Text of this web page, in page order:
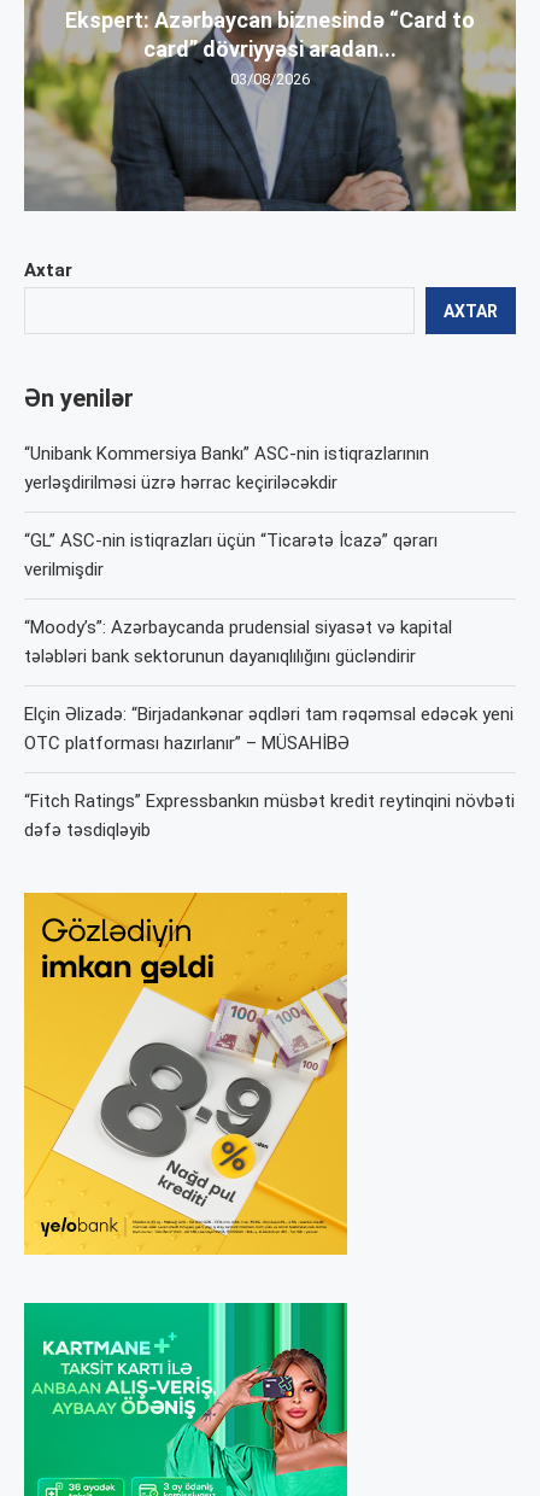
Axtar
AXTAR
Ən yenilər
“Unibank Kommersiya Bankı” ASC-nin istiqrazlarının
yerləşdirilməsi üzrə hərrac keçiriləcəkdir
“GL” ASC-nin istiqrazları üçün “Ticarətə İcazə” qərarı
verilmişdir
“Moody’s”: Azərbaycanda prudensial siyasət və kapital
tələbləri bank sektorunun dayanıqlılığını gücləndirir
Elçin Əlizadə: “Birjadankənar əqdləri tam rəqəmsal edəcək yeni
OTC platforması hazırlanır” – MÜSAHİBƏ
“Fitch Ratings” Expressbankın müsbət kredit reytinqini növbəti
dəfə təsdiqləyib
Ekspert: Azərbaycan biznesində “Card to
card” dövriyyəsi aradan...
03/08/2026